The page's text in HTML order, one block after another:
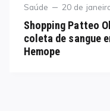
Category
Saúde
Posted
20 de
Shopping Patteo
coleta de sangue
Hemope